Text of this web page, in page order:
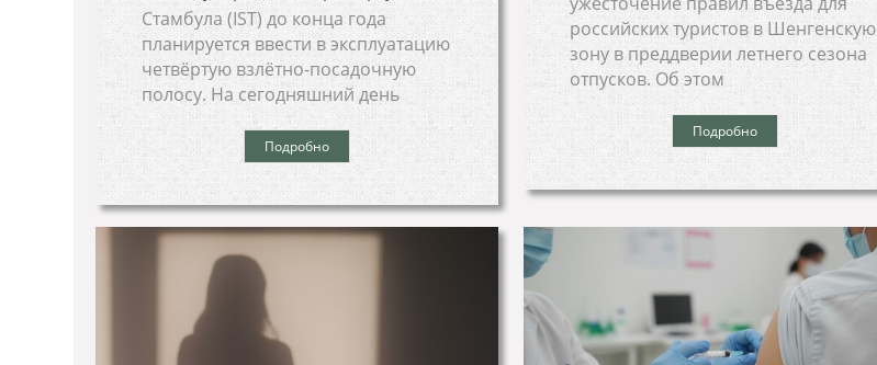
Стамбула (IST) до конца года
планируется ввести в эксплуатацию
четвёртую взлётно-посадочную
полосу. На сегодняшний день
Подробно
российских туристов в Шенгенскую
зону в преддверии летнего сезона
отпусков. Об этом
Подробно